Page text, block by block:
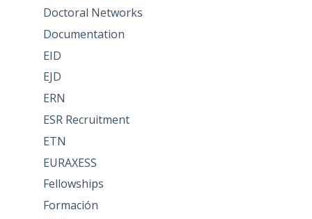
Doctoral Networks
Documentation
EID
EJD
ERN
ESR Recruitment
ETN
EURAXESS
Fellowships
Formación